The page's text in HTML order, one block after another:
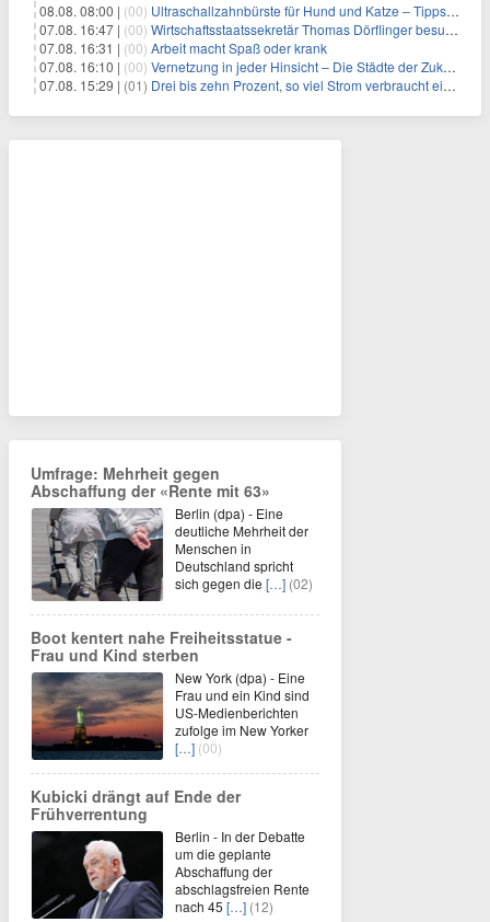
08.08. 08:00 | (00) Ultraschallzahnbürste für Hund und Katze – Tipps zur erfolgreichen Eingewöhnung
07.08. 16:47 | (00) Wirtschaftsstaatssekretär Thomas Dörflinger besucht Handwerksbetrieb im Kammerbezirk Freiburg
07.08. 16:31 | (00) Arbeit macht Spaß oder krank
07.08. 16:10 | (00) Vernetzung in jeder Hinsicht – Die Städte der Zukunft sind grün-blau
07.08. 15:29 | (01) Drei bis zehn Prozent, so viel Strom verbraucht ein Aufzug im Gebäude
Umfrage: Mehrheit gegen
Abschaffung der «Rente mit 63»
Berlin (dpa) - Eine
deutliche Mehrheit der
Menschen in
Deutschland spricht
sich gegen die […] (02)
Boot kentert nahe Freiheitsstatue -
Frau und Kind sterben
New York (dpa) - Eine
Frau und ein Kind sind
US-Medienberichten
zufolge im New Yorker
[…] (00)
Kubicki drängt auf Ende der
Frühverrentung
Berlin - In der Debatte
um die geplante
Abschaffung der
abschlagsfreien Rente
nach 45 […] (12)